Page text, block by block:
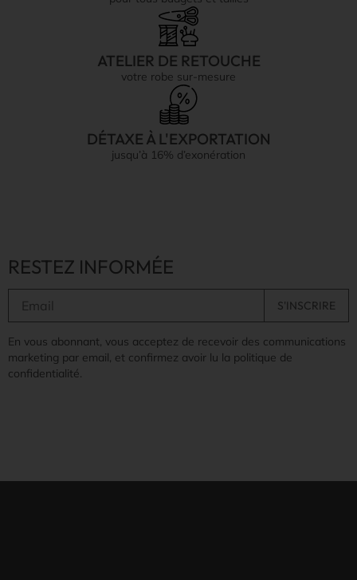
ATELIER DE RETOUCHE
votre robe sur-mesure
DÉTAXE À L'EXPORTATION
jusqu’à 16% d’exonération
RESTEZ INFORMÉE
En vous abonnant, vous acceptez de recevoir des communications
marketing par email, et confirmez avoir lu la politique de
confidentialité.